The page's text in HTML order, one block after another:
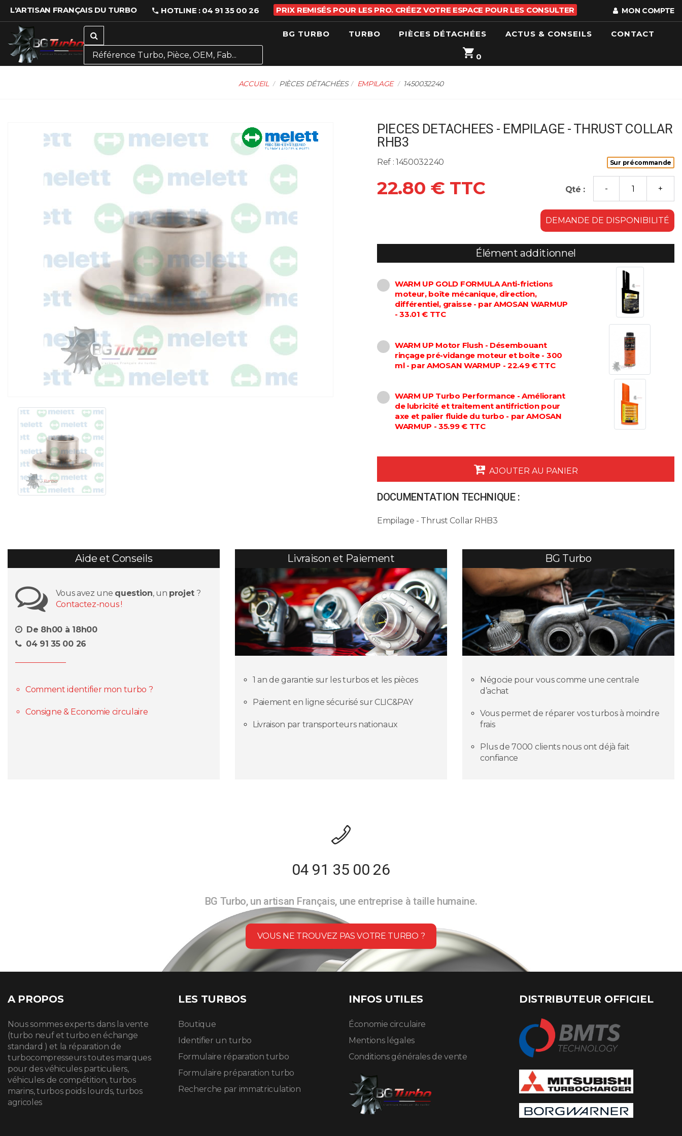
L'ARTISAN FRANÇAIS DU TURBO HOTLINE : 04 91 35 00 26 PRIX REMISÉS POUR LES PRO. CRÉEZ VOTRE ESPACE POUR LES CONSULTER MON COMPTE
BG TURBO TURBO PIÈCES DÉTACHÉES ACTUS & CONSEILS CONTACT
0
ACCUEIL PIÈCES DÉTACHÉES EMPILAGE 1450032240
PIECES DETACHEES - EMPILAGE - THRUST COLLAR
RHB3
Ref : 1450032240 Sur précommande
22.80 € TTC Qté :
DEMANDE DE DISPONIBILITÉ
Élément additionnel
WARM UP GOLD FORMULA Anti-frictions
moteur, boîte mécanique, direction,
différentiel, graisse - par AMOSAN WARMUP
- 33.01 € TTC
WARM UP Motor Flush - Désembouant
rinçage pré-vidange moteur et boîte - 300
ml - par AMOSAN WARMUP - 22.49 € TTC
WARM UP Turbo Performance - Améliorant
de lubricité et traitement antifriction pour
axe et palier fluide du turbo - par AMOSAN
WARMUP - 35.99 € TTC
AJOUTER AU PANIER
DOCUMENTATION TECHNIQUE :
Empilage - Thrust Collar RHB3
Aide et Conseils
Vous avez une question, un projet ?
Contactez-nous !
De 8h00 à 18h00
04 91 35 00 26
Comment identifier mon turbo ?
Consigne & Economie circulaire
Livraison et Paiement
1 an de garantie sur les turbos et les pièces
Paiement en ligne sécurisé sur CLIC&PAY
Livraison par transporteurs nationaux
BG Turbo
Négocie pour vous comme une centrale
d’achat
Vous permet de réparer vos turbos à moindre
frais
Plus de 7000 clients nous ont déjà fait
confiance
04 91 35 00 26
BG Turbo, un artisan Français, une entreprise à taille humaine.
VOUS NE TROUVEZ PAS VOTRE TURBO ?
A PROPOS
Nous sommes experts dans la vente
(turbo neuf et turbo en échange
standard ) et la réparation de
turbocompresseurs toutes marques
pour des véhicules particuliers,
véhicules de compétition, turbos
marins, turbos poids lourds, turbos
agricoles
LES TURBOS
Boutique
Identifier un turbo
Formulaire réparation turbo
Formulaire préparation turbo
Recherche par immatriculation
INFOS UTILES
Économie circulaire
Mentions légales
Conditions générales de vente
DISTRIBUTEUR OFFICIEL